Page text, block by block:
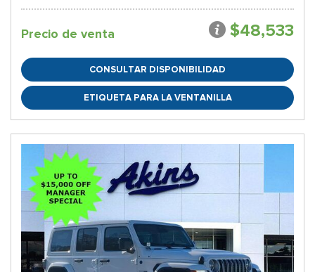
Precio de venta $48,533
CONSULTAR DISPONIBILIDAD
ETIQUETA PARA LA VENTANILLA